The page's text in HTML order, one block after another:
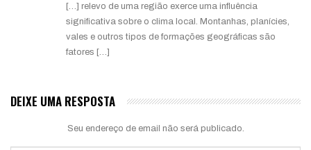
[…] relevo de uma região exerce uma influência
significativa sobre o clima local. Montanhas, planícies,
vales e outros tipos de formações geográficas são
fatores […]
DEIXE UMA RESPOSTA
Seu endereço de email não será publicado.